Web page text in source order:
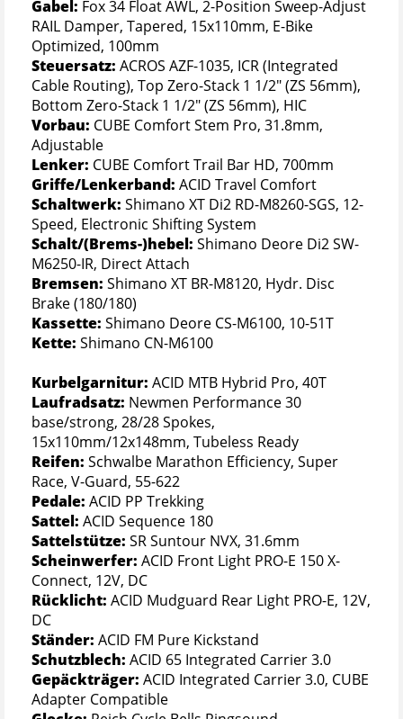
Gabel: Fox 34 Float AWL, 2-Position Sweep-Adjust
RAIL Damper, Tapered, 15x110mm, E-Bike
Optimized, 100mm
Steuersatz: ACROS AZF-1035, ICR (Integrated
Cable Routing), Top Zero-Stack 1 1/2" (ZS 56mm),
Bottom Zero-Stack 1 1/2" (ZS 56mm), HIC
Vorbau: CUBE Comfort Stem Pro, 31.8mm,
Adjustable
Lenker: CUBE Comfort Trail Bar HD, 700mm
Griffe/Lenkerband: ACID Travel Comfort
Schaltwerk: Shimano XT Di2 RD-M8260-SGS, 12-
Speed, Electronic Shifting System
Schalt/(Brems-)hebel: Shimano Deore Di2 SW-
M6250-IR, Direct Attach
Bremsen: Shimano XT BR-M8120, Hydr. Disc
Brake (180/180)
Kassette: Shimano Deore CS-M6100, 10-51T
Kette: Shimano CN-M6100
Kurbelgarnitur: ACID MTB Hybrid Pro, 40T
Laufradsatz: Newmen Performance 30
base/strong, 28/28 Spokes,
15x110mm/12x148mm, Tubeless Ready
Reifen: Schwalbe Marathon Efficiency, Super
Race, V-Guard, 55-622
Pedale: ACID PP Trekking
Sattel: ACID Sequence 180
Sattelstütze: SR Suntour NVX, 31.6mm
Scheinwerfer: ACID Front Light PRO-E 150 X-
Connect, 12V, DC
Rücklicht: ACID Mudguard Rear Light PRO-E, 12V,
DC
Ständer: ACID FM Pure Kickstand
Schutzblech: ACID 65 Integrated Carrier 3.0
Gepäckträger: ACID Integrated Carrier 3.0, CUBE
Adapter Compatible